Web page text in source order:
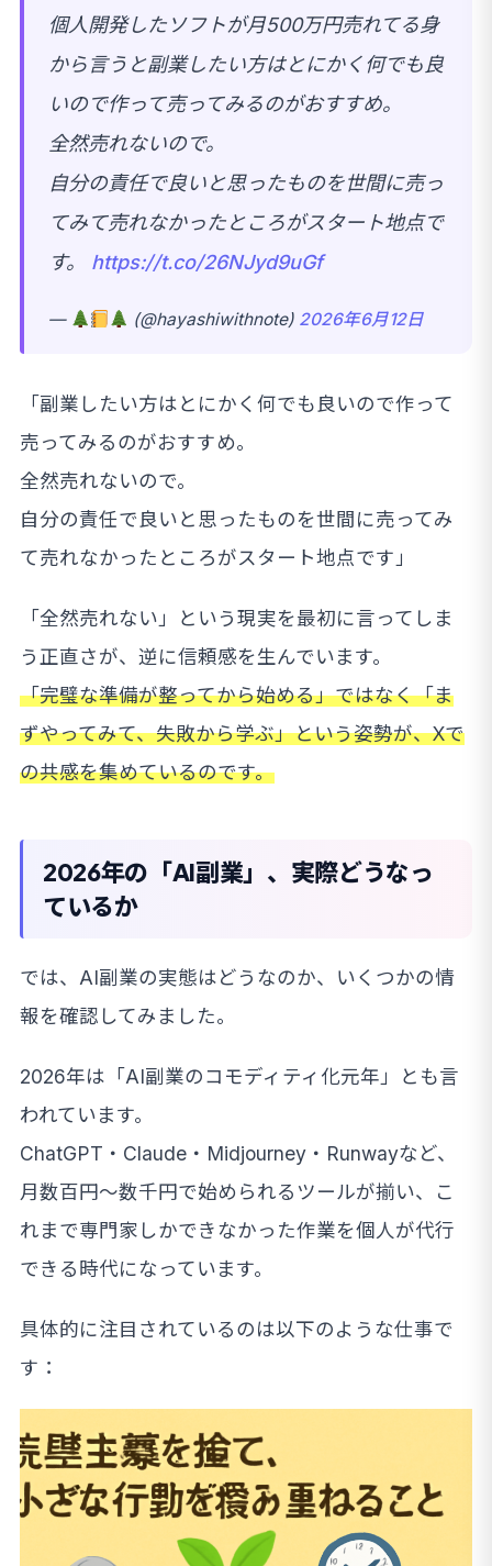
個人開発したソフトが月500万円売れてる身
から言うと副業したい方はとにかく何でも良
いので作って売ってみるのがおすすめ。
全然売れないので。
自分の責任で良いと思ったものを世間に売っ
てみて売れなかったところがスタート地点で
す。 https://t.co/26NJyd9uGf
— (@hayashiwithnote) 2026年6月12日
「副業したい方はとにかく何でも良いので作って
売ってみるのがおすすめ。
全然売れないので。
自分の責任で良いと思ったものを世間に売ってみ
て売れなかったところがスタート地点です」
「全然売れない」という現実を最初に言ってしま
う正直さが、逆に信頼感を生んでいます。
「完璧な準備が整ってから始める」ではなく「ま
ずやってみて、失敗から学ぶ」という姿勢が、Xで
の共感を集めているのです。
2026年の「AI副業」、実際どうなっ
ているか
では、AI副業の実態はどうなのか、いくつかの情
報を確認してみました。
2026年は「AI副業のコモディティ化元年」とも言
われています。
ChatGPT・Claude・Midjourney・Runwayなど、
月数百円～数千円で始められるツールが揃い、こ
れまで専門家しかできなかった作業を個人が代行
できる時代になっています。
具体的に注目されているのは以下のような仕事で
す：